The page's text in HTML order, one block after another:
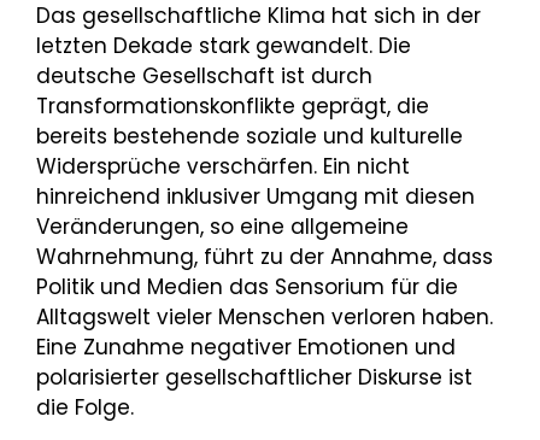
Das gesellschaftliche Klima hat sich in der
letzten Dekade stark gewandelt. Die
deutsche Gesellschaft ist durch
Transformationskonflikte geprägt, die
bereits bestehende soziale und kulturelle
Widersprüche verschärfen. Ein nicht
hinreichend inklusiver Umgang mit diesen
Veränderungen, so eine allgemeine
Wahrnehmung, führt zu der Annahme, dass
Politik und Medien das Sensorium für die
Alltagswelt vieler Menschen verloren haben.
Eine Zunahme negativer Emotionen und
polarisierter gesellschaftlicher Diskurse ist
die Folge.